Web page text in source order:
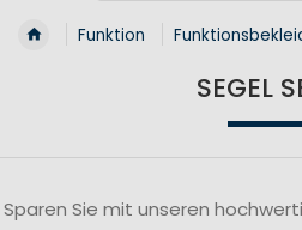
Funktion
SEGEL
Sparen Sie mit unseren